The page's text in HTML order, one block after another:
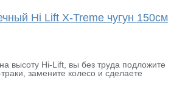
Hi Lift X-Treme чугун 150см
высоту Hi-Lift, вы без труда подложите
замените колесо и сделаете